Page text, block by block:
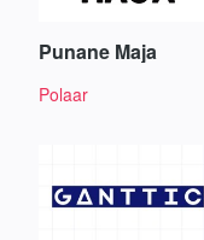
Punane Maja
Polaar